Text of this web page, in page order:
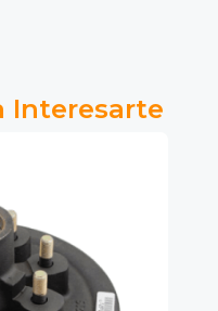
Interesarte